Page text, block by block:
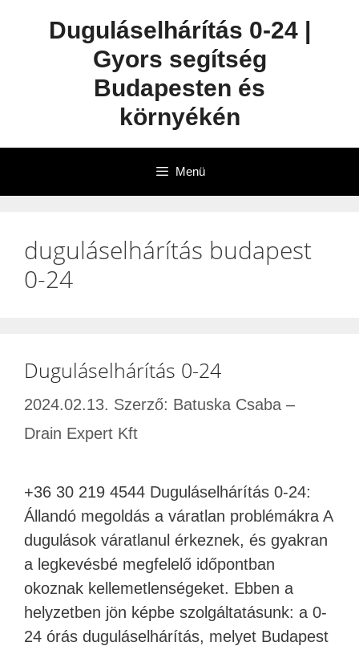
Duguláselhárítás 0-24 |
Gyors segítség
Budapesten és
környékén
Menü
duguláselhárítás budapest
0-24
Duguláselhárítás 0-24
2024.02.13. Szerző: Batuska Csaba –
Drain Expert Kft
+36 30 219 4544 Duguláselhárítás 0-24:
Állandó megoldás a váratlan problémákra A
dugulások váratlanul érkeznek, és gyakran
a legkevésbé megfelelő időpontban
okoznak kellemetlenségeket. Ebben a
helyzetben jön képbe szolgáltatásunk: a 0-
24 órás duguláselhárítás, melyet Budapest